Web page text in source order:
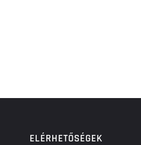
ELÉRHETŐSÉGEK